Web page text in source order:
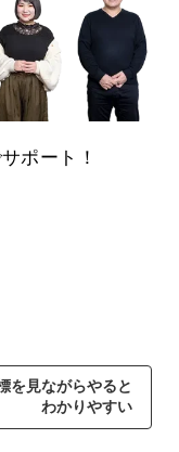
ポート！
を見ながらやると
わかりやすい